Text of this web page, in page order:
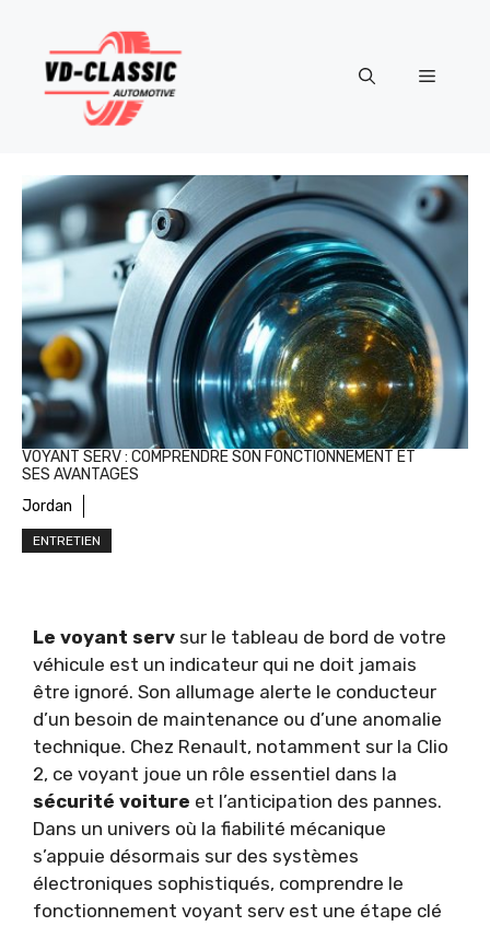
contenu
Menu
VOYANT SERV : COMPRENDRE SON FONCTIONNEMENT ET
SES AVANTAGES
Jordan
ENTRETIEN
Le voyant serv sur le tableau de bord de votre
véhicule est un indicateur qui ne doit jamais
être ignoré. Son allumage alerte le conducteur
d’un besoin de maintenance ou d’une anomalie
technique. Chez Renault, notamment sur la Clio
2, ce voyant joue un rôle essentiel dans la
sécurité voiture et l’anticipation des pannes.
Dans un univers où la fiabilité mécanique
s’appuie désormais sur des systèmes
électroniques sophistiqués, comprendre le
fonctionnement voyant serv est une étape clé